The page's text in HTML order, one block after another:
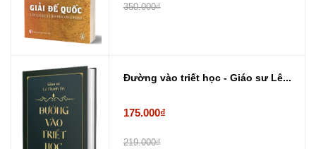
350.000₫
Đường vào triết học - Giáo sư Lê...
175.000₫
219.000₫